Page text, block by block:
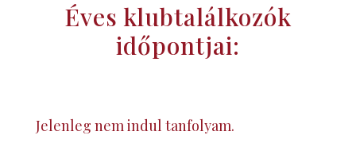
Éves klubtalálkozók
időpontjai:
Jelenleg nem indul tanfolyam.